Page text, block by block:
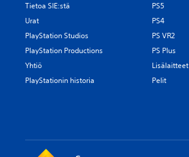
Tietoa SIE:stä
Urat
PlayStation Studios
PlayStation Productions
Yhtiö
PlayStationin historia
PS5
PS4
PS VR2
PS Plus
Lisälaitteet
Pelit